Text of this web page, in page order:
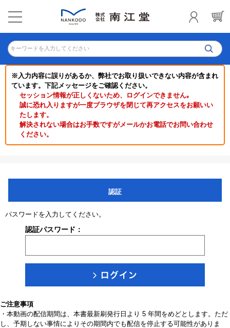
キーワードを入力してください
※入力内容に誤りがあるか、弊社でお取り扱いできない内容が含まれ
ています。下記メッセージをご確認ください。
セッション情報が正しくないため、ログインできません｡
誠に恐れ入りますが一度ブラウザを閉じて再アクセスをお願いい
たします。
解決されない場合はお手数ですがメールかお電話でお問い合わせ
ください。
認証
パスワードを入力してください。
認証パスワード：
ご注意事項
・本動画の配信期間は、本書最新刷発行日より 5 年間をめどとします。ただ
し、予期しない事情によりその期間内でも配信を停止する可能性がありま